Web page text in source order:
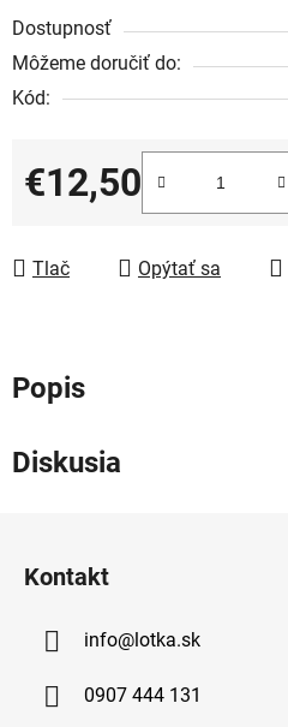
Dostupnosť
Môžeme doručiť do:
Kód:
€12,50
Jednotková cena:
Tlač Opýtať sa
Popis
Diskusia
Kontakt
info@lotka.sk
0907 444 131